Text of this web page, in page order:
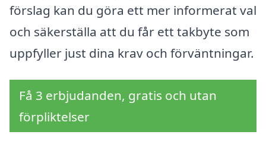
förslag kan du göra ett mer informerat val
och säkerställa att du får ett takbyte som
uppfyller just dina krav och förväntningar.
Få 3 erbjudanden, gratis och utan
förpliktelser